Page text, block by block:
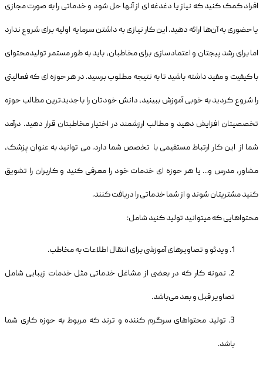
افراد کمک کنید که نیاز یا دغدغه ای از آنها حل شود و خدماتی را به صورت مجازی
یا حضوری به آن‌ها ارائه دهید. این کار نیازی به داشتن سرمایه اولیه برای شروع ندارد
اما برای رشد پیجتان و اعتمادسازی برای مخاطبان، باید به طور مستمر تولیدمحتوای
با کیفیت و مفید داشته باشید تا به نتیجه مطلوب برسید. در هر حوزه ای که فعالیتی
را شروع کردید به خوبی آموزش ببینید، دانش خودتان را با جدیدترین مطالب حوزه
تخصصیتان افزایش دهید و مطالب ارزشمند در اختیار مخاطبتان قرار دهید. درآمد
شما از این کار ارتباط مستقیمی با تخصص شما دارد. می توانید به عنوان پزشک،
مشاور، مدرس و... یا هر حوزه ای خدمات خود را معرفی کنید و کاربران را تشویق
کنید مشتریتان شوند و از شما خدماتی را دریافت کنند.
محتواهایی که میتوانید تولید کنید شامل:
ویدئو و تصاویرهای آموزشی برای انتقال اطلاعات به مخاطب.
نمونه کار که در بعضی از مشاغل خدماتی مثل خدمات زیبایی شامل
تصاویر قبل و بعد می‌باشد.
تولید محتواهای سرگرم کننده و ترند که مربوط به حوزه کاری شما
باشد.